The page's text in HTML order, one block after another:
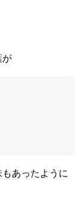
が
あったように